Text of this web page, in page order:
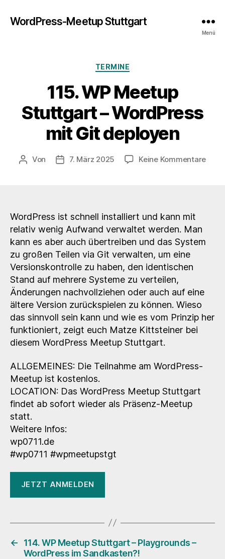
WordPress-Meetup Stuttgart
Menü
Kategorien
TERMINE
115. WP Meetup
Stuttgart – WordPress
mit Git deployen
Beitragsautor
Von Veröffentlichungsdatum
7. März 2025 Keine Kommentarezu
WordPress ist schnell installiert und kann mit
relativ wenig Aufwand verwaltet werden. Man
kann es aber auch übertreiben und das System
zu großen Teilen via Git verwalten, um eine
Versionskontrolle zu haben, den identischen
Stand auf mehrere Systeme zu verteilen,
Änderungen nachvollziehen oder auch auf eine
ältere Version zurückspielen zu können. Wieso
das sinnvoll sein kann und wie es vom Prinzip her
funktioniert, zeigt euch Matze Kittsteiner bei
diesem WordPress Meetup Stuttgart.
ALLGEMEINES: Die Teilnahme am WordPress-
Meetup ist kostenlos.
LOCATION: Das WordPress Meetup Stuttgart
findet ab sofort wieder als Präsenz-Meetup
statt.
Weitere Infos:
wp0711.de
#wp0711 #wpmeetupstgt
JETZT ANMELDEN
←
114. WP Meetup Stuttgart – Playgrounds –
WordPress im Sandkasten?!